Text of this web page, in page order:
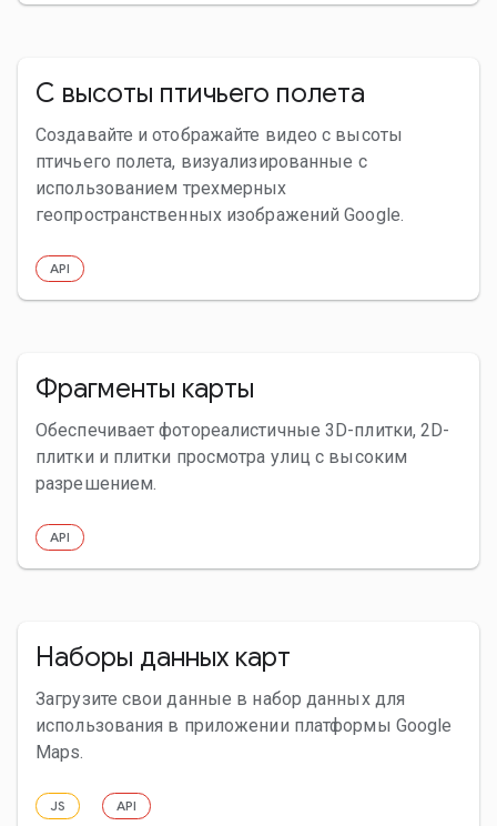
С высоты птичьего полета
Создавайте и отображайте видео с высоты
птичьего полета, визуализированные с
использованием трехмерных
геопространственных изображений Google.
API
Фрагменты карты
Обеспечивает фотореалистичные 3D-плитки, 2D-
плитки и плитки просмотра улиц с высоким
разрешением.
API
Наборы данных карт
Загрузите свои данные в набор данных для
использования в приложении платформы Google
Maps.
JS API